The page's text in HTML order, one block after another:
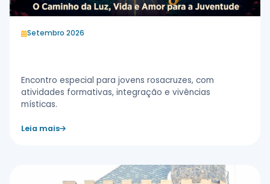
Setembro 2026
Encontro especial para jovens rosacruzes, com
atividades formativas, integração e vivências
místicas.
Leia mais